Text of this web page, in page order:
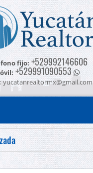
fijo: +529992146606
+529991090553
yucatanrealtormx@gmail.com